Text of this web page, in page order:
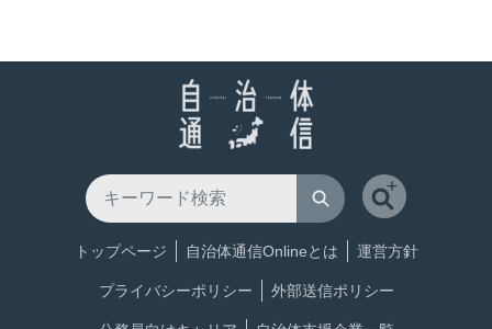
トップページ 自治体通信Onlineとは 運営方針
プライバシーポリシー 外部送信ポリシー